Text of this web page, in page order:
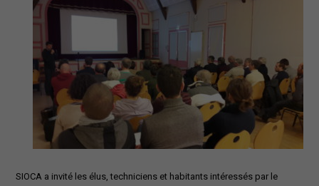
Le SCOT ouest Cornouaille
La révision du SCOT
MOBILITÉ
OuestKarr covoiturage
Mai à vélo
Documents mobilités
Stratégie Mobilité Ouest Cornouaille
SIOCA a invité les élus, techniciens et habitants intéressés par le